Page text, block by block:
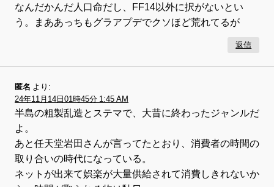
なんだかんだ人口命だし、FF14以外に択がないとい
う。まああっちもグラアプデでクソほど荒れてるが
返信
匿名 より:
24年11月14日01時45分 1:45 AM
半島の粗製乱造とステマで、大昔に終わったジャンルだ
よ。
あと任天堂岩田さんが言ってたとおり、消費者の時間の
取り合いの時代になっている。
ネットが出来て娯楽が大量供給されて消費しきれないか